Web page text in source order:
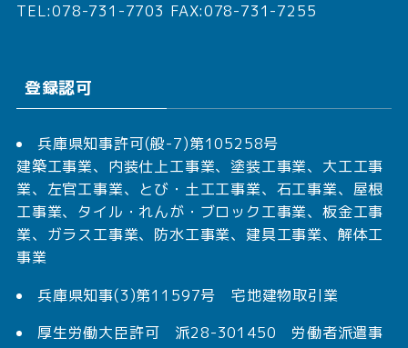
TEL:078-731-7703 FAX:078-731-7255
登録認可
兵庫県知事許可(般-7)第105258号
建築工事業、内装仕上工事業、塗装工事業、大工工事
業、左官工事業、とび・土工工事業、石工事業、屋根
工事業、タイル・れんが・ブロック工事業、板金工事
業、ガラス工事業、防水工事業、建具工事業、解体工
事業
兵庫県知事(3)第11597号 宅地建物取引業
厚生労働大臣許可 派28-301450 労働者派遣事